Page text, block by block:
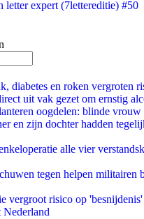
letter expert (7lettereditie) #50
diabetes en roken vergroten
uit vak gezet om ernstig
oogdelen: blinde vrouw
en zijn dochter hadden
alle vier
tegen helpen militairen
vergroot risico op
Nederland